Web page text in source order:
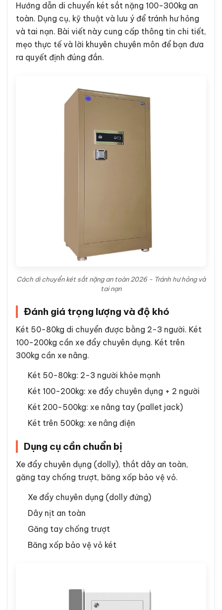
Hướng dẫn di chuyển két sắt nặng 100-300kg an
toàn. Dụng cụ, kỹ thuật và lưu ý để tránh hư hỏng
và tai nạn. Bài viết này cung cấp thông tin chi tiết,
mẹo thực tế và lời khuyên chuyên môn để bạn đưa
ra quyết định đúng đắn.
Cách di chuyển két sắt nặng an toàn 2026 - Tránh hư hỏng và
tai nạn
Đánh giá trọng lượng và độ khó
Két 50-80kg di chuyển được bằng 2-3 người. Két
100-200kg cần xe đẩy chuyên dụng. Két trên
300kg cần xe nâng.
Két 50-80kg: 2-3 người khỏe mạnh
Két 100-200kg: xe đẩy chuyên dụng + 2 người
Két 200-500kg: xe nâng tay (pallet jack)
Két trên 500kg: xe nâng điện
Dụng cụ cần chuẩn bị
Xe đẩy chuyên dụng (dolly), thắt dây an toàn,
găng tay chống trượt, băng xốp bảo vệ vỏ.
Xe đẩy chuyên dụng (dolly đứng)
Dây nịt an toàn
Găng tay chống trượt
Băng xốp bảo vệ vỏ két